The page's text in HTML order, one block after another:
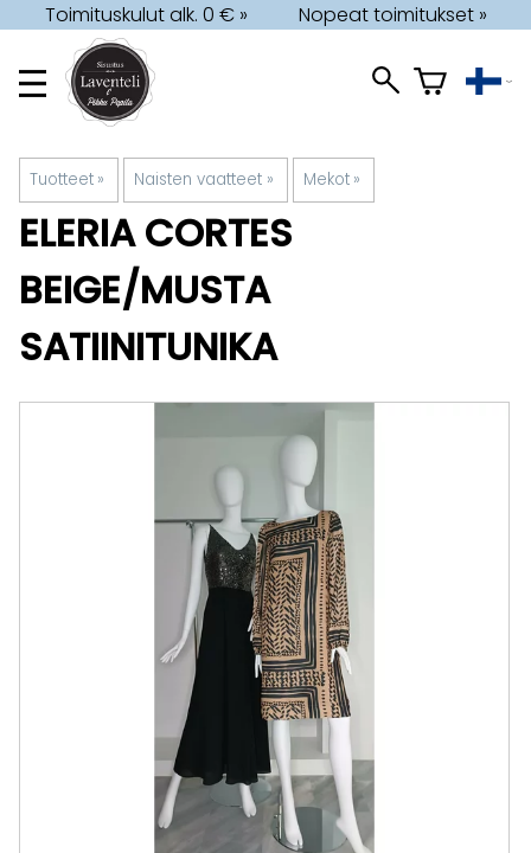
Toimituskulut alk. 0 € » Nopeat toimitukset »
Tuotteet ‪» Naisten vaatteet ‪» Mekot ‪»
ELERIA CORTES
BEIGE/MUSTA
SATIINITUNIKA